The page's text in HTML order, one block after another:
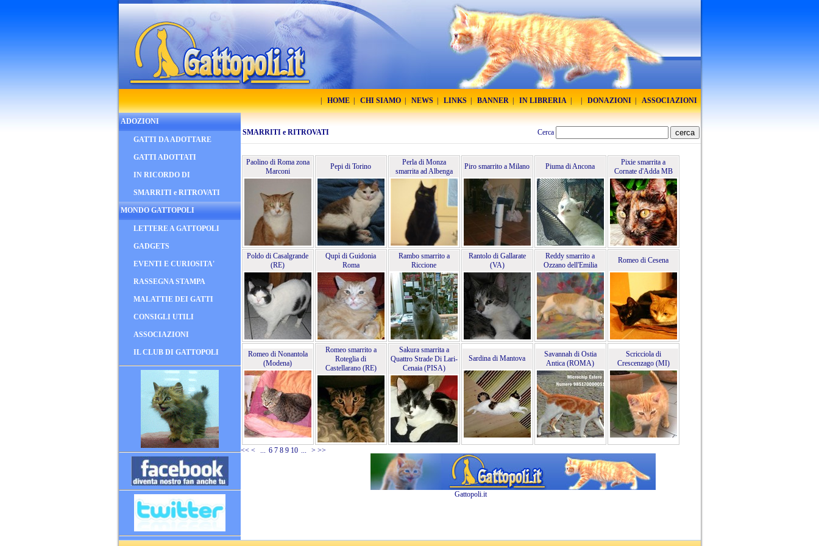
HOME CHI SIAMO NEWS LINKS BANNER IN LIBRERIA DONAZIONI ASSOCIAZIONI
ADOZIONI
GATTI DA ADOTTARE
GATTI ADOTTATI
IN RICORDO DI
SMARRITI e RITROVATI
MONDO GATTOPOLI
LETTERE A GATTOPOLI
GADGETS
EVENTI E CURIOSITA'
RASSEGNA STAMPA
MALATTIE DEI GATTI
CONSIGLI UTILI
ASSOCIAZIONI
IL CLUB DI GATTOPOLI
SMARRITI e RITROVATI Cerca
Paolino di Roma zona
Marconi
Pepi di Torino
Perla di Monza
smarrita ad Albenga
Piro smarrito a Milano Piuma di Ancona
Pixie smarrita a
Cornate d'Adda MB
Poldo di Casalgrande
(RE)
Qupì di Guidonia
Roma
Rambo smarrito a
Riccione
Rantolo di Gallarate
(VA)
Reddy smarrito a
Ozzano dell'Emilia
Romeo di Cesena
Romeo di Nonantola
(Modena)
Romeo smarrito a
Roteglia di
Castellarano (RE)
Sakura smarrita a
Quattro Strade Di Lari-
Cenaia (PISA)
Sardina di Mantova
Savannah di Ostia
Antica (ROMA)
Scricciola di
Crescenzago (MI)
<< < ... 6 7 8 9 10 ... > >>
Gattopoli.it